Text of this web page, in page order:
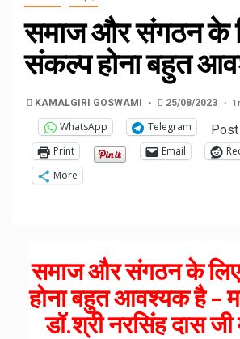
समाज और संगठन के
संकल्प होना बहुत
KAMALGIRI GOSWAMI 25/08/2023 1
WhatsApp Telegram Post
Print Email
More
समाज और संगठन के
होना बहुत आवश्यक है –
डॉ.श्री नरसिंह दास जी